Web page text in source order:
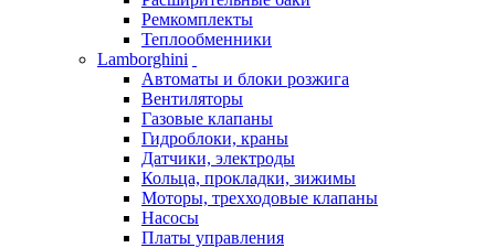
Ремкомплекты
Теплообменники
Lamborghini
Автоматы и блоки розжига
Вентиляторы
Газовые клапаны
Гидроблоки, краны
Датчики, электроды
Кольца, прокладки, зижимы
Моторы, трехходовые клапаны
Насосы
Платы управления